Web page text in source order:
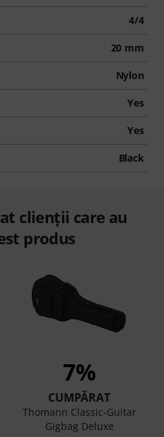
4/4
20 mm
Nylon
Yes
Yes
Black
clienții care au
produs
7%
CUMPĂRAT
Thomann Classic-Guitar
Gigbag Deluxe